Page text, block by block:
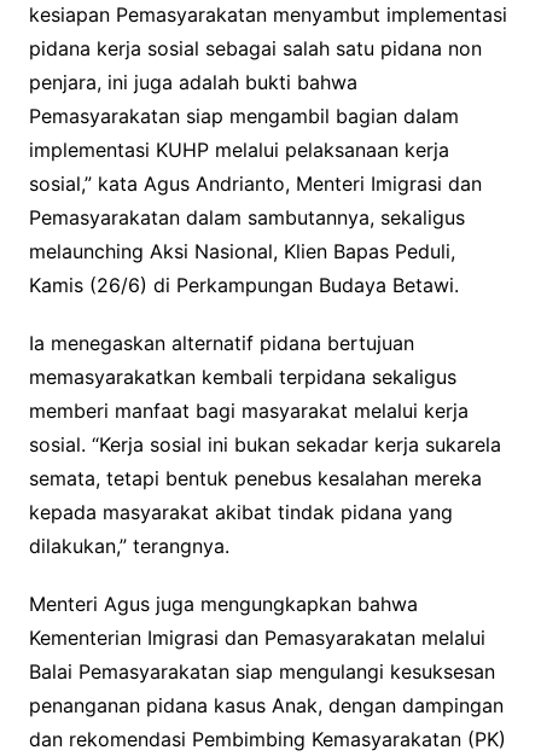
kesiapan Pemasyarakatan menyambut implementasi
pidana kerja sosial sebagai salah satu pidana non
penjara, ini juga adalah bukti bahwa
Pemasyarakatan siap mengambil bagian dalam
implementasi KUHP melalui pelaksanaan kerja
sosial,” kata Agus Andrianto, Menteri Imigrasi dan
Pemasyarakatan dalam sambutannya, sekaligus
melaunching Aksi Nasional, Klien Bapas Peduli,
Kamis (26/6) di Perkampungan Budaya Betawi.
Ia menegaskan alternatif pidana bertujuan
memasyarakatkan kembali terpidana sekaligus
memberi manfaat bagi masyarakat melalui kerja
sosial. “Kerja sosial ini bukan sekadar kerja sukarela
semata, tetapi bentuk penebus kesalahan mereka
kepada masyarakat akibat tindak pidana yang
dilakukan,” terangnya.
Menteri Agus juga mengungkapkan bahwa
Kementerian Imigrasi dan Pemasyarakatan melalui
Balai Pemasyarakatan siap mengulangi kesuksesan
penanganan pidana kasus Anak, dengan dampingan
dan rekomendasi Pembimbing Kemasyarakatan (PK)